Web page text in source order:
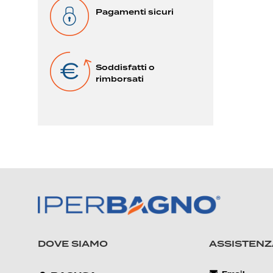
Pagamenti sicuri
Soddisfatti o
rimborsati
DOVE SIAMO